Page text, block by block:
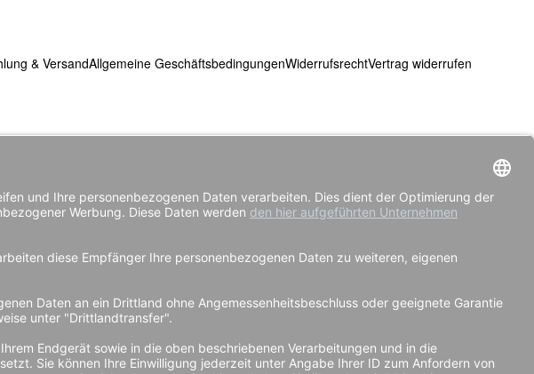
& VersandAllgemeine GeschäftsbedingungenWiderrufsrechtVertrag widerrufen
Sichere Zahlung